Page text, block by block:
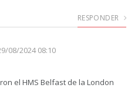
RESPONDER
08/2024 08:10
el HMS Belfast de la London